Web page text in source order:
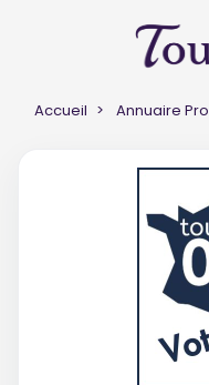
Accueil Annuaire Pro